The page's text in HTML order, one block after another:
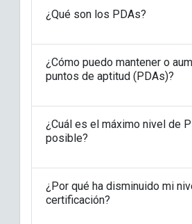
¿Qué son los PDAs?
¿Cómo puedo mantener o
puntos de aptitud (PDAs)?
¿Cuál es el máximo nivel de
posible?
¿Por qué ha disminuido mi
certificación?